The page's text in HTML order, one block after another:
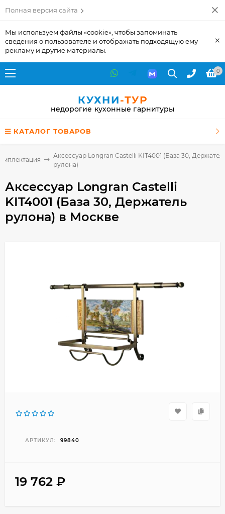
Полная версия сайта
Мы используем файлы «cookie», чтобы запоминать
сведения о пользователе и отображать подходящую ему
рекламу и другие материалы.
×
0
КУХНИ-ТУР
недорогие кухонные гарнитуры
КАТАЛОГ ТОВАРОВ
Аксессуар Longran Castelli KIT4001 (База 30,
рулона)
Аксессуар Longran Castelli
KIT4001 (База 30, Держатель
рулона) в Москве
АРТИКУЛ: 99840
19 762 ₽